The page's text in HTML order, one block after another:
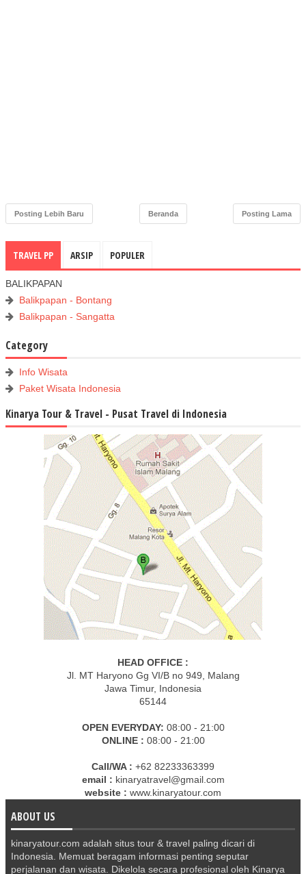
Posting Lebih Baru Posting Lama
Beranda
TRAVEL PP ARSIP POPULER
BALIKPAPAN
Balikpapan - Bontang
Balikpapan - Sangatta
Category
Info Wisata
Paket Wisata Indonesia
Kinarya Tour & Travel - Pusat Travel di Indonesia
HEAD OFFICE :
Jl. MT Haryono Gg VI/B no 949, Malang
Jawa Timur, Indonesia
65144
OPEN EVERYDAY: 08:00 - 21:00
ONLINE : 08:00 - 21:00
Call/WA : +62 82233363399
email : kinaryatravel@gmail.com
website : www.kinaryatour.com
ABOUT US
kinaryatour.com adalah situs tour & travel paling dicari di
Indonesia. Memuat beragam informasi penting seputar
perjalanan dan wisata. Dikelola secara profesional oleh Kinarya